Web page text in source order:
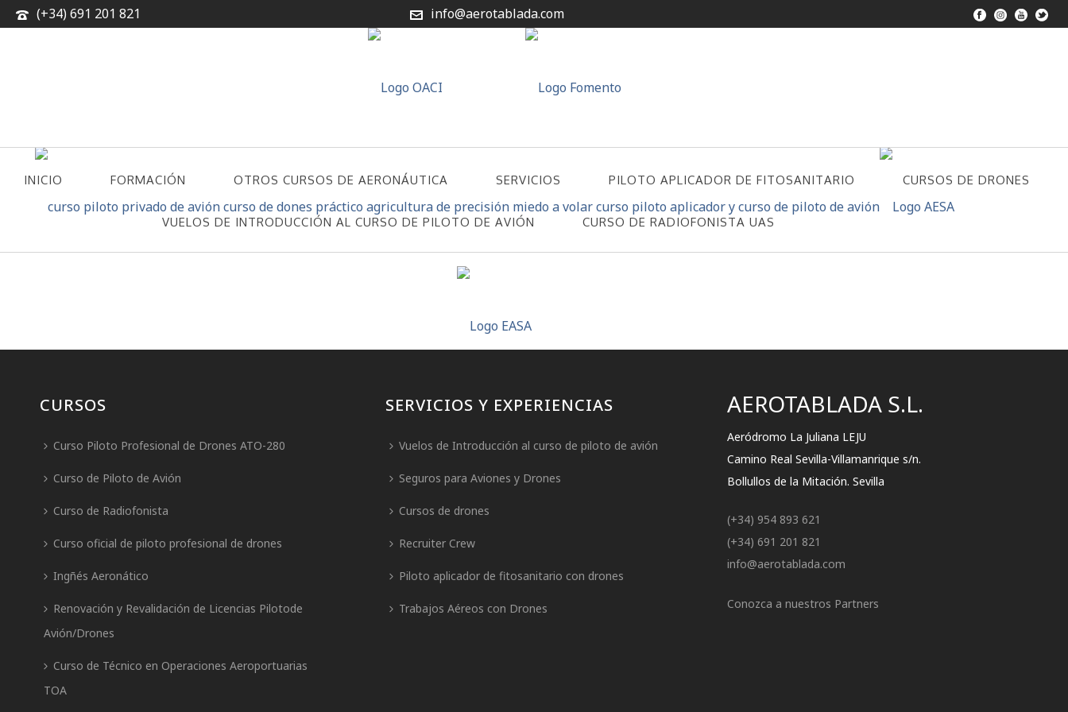
(+34) 691 201 821 info@aerotablada.com
INICIO FORMACIÓN OTROS CURSOS DE AERONÁUTICA SERVICIOS PILOTO APLICADOR DE FITOSANITARIO CURSOS DE DRONES
VUELOS DE INTRODUCCIÓN AL CURSO DE PILOTO DE AVIÓN CURSO DE RADIOFONISTA UAS
CURSOS
Curso Piloto Profesional de Drones ATO-280
Curso de Piloto de Avión
Curso de Radiofonista
Curso oficial de piloto profesional de drones
Ingñés Aeronático
Renovación y Revalidación de Licencias Pilotode
Avión/Drones
Curso de Técnico en Operaciones Aeroportuarias
TOA
SERVICIOS Y EXPERIENCIAS
Vuelos de Introducción al curso de piloto de avión
Seguros para Aviones y Drones
Cursos de drones
Recruiter Crew
Piloto aplicador de fitosanitario con drones
Trabajos Aéreos con Drones
AEROTABLADA S.L.
Aeródromo La Juliana LEJU
Camino Real Sevilla-Villamanrique s/n.
Bollullos de la Mitación. Sevilla
(+34) 954 893 621
(+34) 691 201 821
info@aerotablada.com
Conozca a nuestros Partners